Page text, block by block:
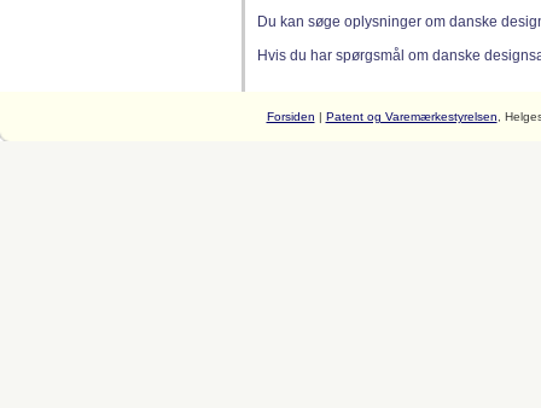
Du kan søge oplysninger om danske
Hvis du har spørgsmål om danske
Forsiden | Patent og Varemærkestyrelsen ,